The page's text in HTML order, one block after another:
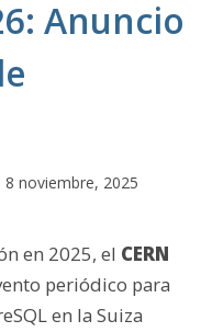
Anuncio
8 noviembre, 2025
en 2025, el CERN
periódico para
en la Suiza